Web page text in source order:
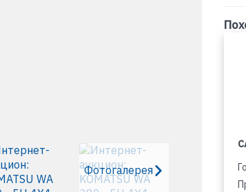
Фотогалерея